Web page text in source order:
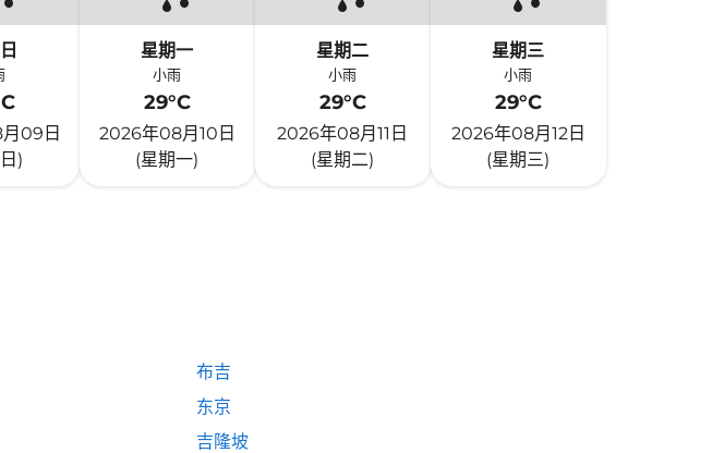
09日
)
星期一
小雨
29°C
2026年08月10日
(星期一)
星期二
小雨
29°C
2026年08月11日
(星期二)
星期三
小雨
29°C
2026年08月12日
(星期三)
布吉
东京
吉隆坡